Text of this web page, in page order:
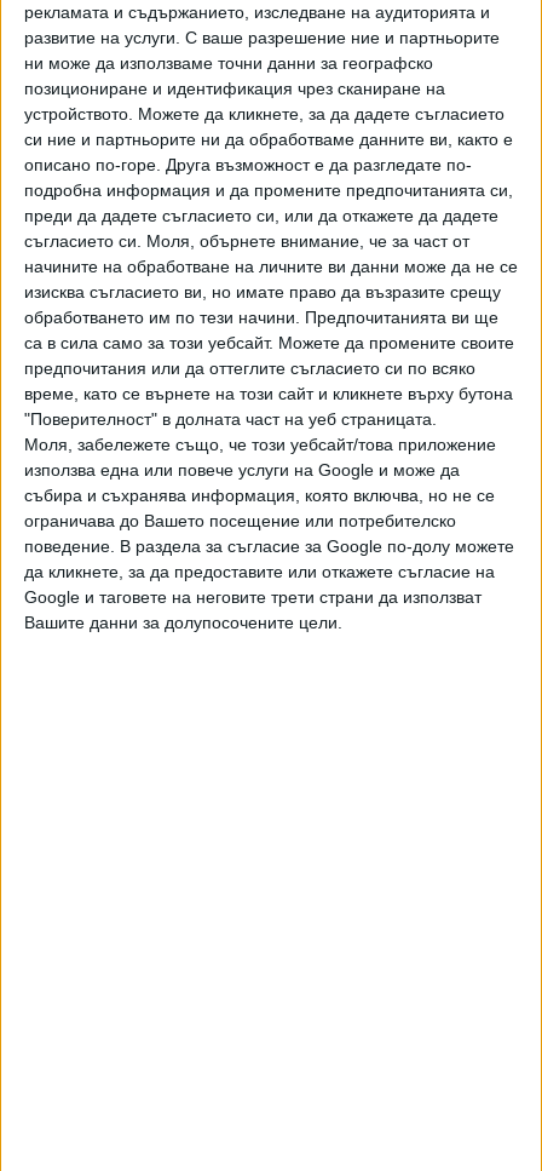
рекламата и съдържанието, изследване на аудиторията и
развитие на услуги. С ваше разрешение ние и партньорите
ни може да използваме точни данни за географско
позициониране и идентификация чрез сканиране на
устройството. Можете да кликнете, за да дадете съгласието
си ние и партньорите ни да обработваме данните ви, както е
описано по-горе. Друга възможност е да разгледате по-
подробна информация и да промените предпочитанията си,
преди да дадете съгласието си, или да откажете да дадете
съгласието си.
Моля, обърнете внимание, че за част от
начините на обработване на личните ви данни може да не се
изисква съгласието ви, но имате право да възразите срещу
обработването им по тези начини. Предпочитанията ви ще
са в сила само за този уебсайт. Можете да промените своите
предпочитания или да оттеглите съгласието си по всяко
време, като се върнете на този сайт и кликнете върху бутона
"Поверителност" в долната част на уеб страницата.
Моля, забележете също, че този уебсайт/това приложение
използва една или повече услуги на Google и може да
събира и съхранява информация, която включва, но не се
ограничава до Вашето посещение или потребителско
поведение. В раздела за съгласие за Google по-долу можете
да кликнете, за да предоставите или откажете съгласие на
Google и таговете на неговите трети страни да използват
Вашите данни за долупосочените цели.
Хавайската Богородица заплака с фентанилови сълзи
Видео Разгледай всички
Двама кандидат-президенти се борят за любовта на
Радев
НАЙ-ЧЕТЕНИ днес седмица месец